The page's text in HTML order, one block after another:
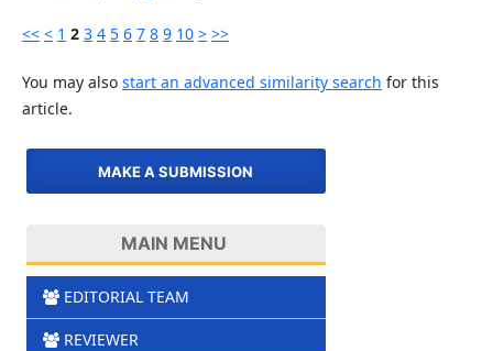
<< < 1 2 3 4 5 6 7 8 9 10 > >>
You may also start an advanced similarity search for this
article.
MAKE A SUBMISSION
MAIN MENU
EDITORIAL TEAM
REVIEWER